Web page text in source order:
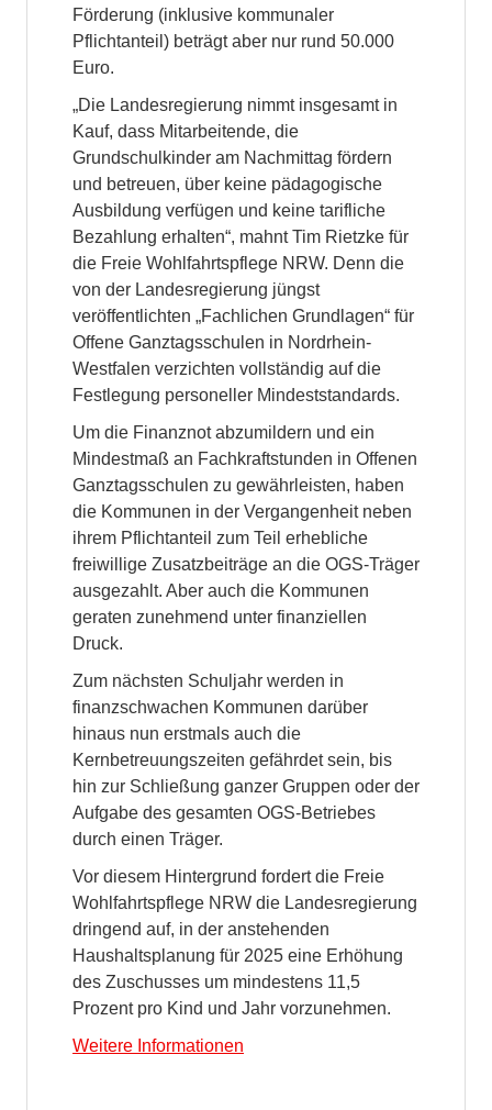
Förderung (inklusive kommunaler
Pflichtanteil) beträgt aber nur rund 50.000
Euro.
„Die Landesregierung nimmt insgesamt in
Kauf, dass Mitarbeitende, die
Grundschulkinder am Nachmittag fördern
und betreuen, über keine pädagogische
Ausbildung verfügen und keine tarifliche
Bezahlung erhalten“, mahnt Tim Rietzke für
die Freie Wohlfahrtspflege NRW. Denn die
von der Landesregierung jüngst
veröffentlichten „Fachlichen Grundlagen“ für
Offene Ganztagsschulen in Nordrhein-
Westfalen verzichten vollständig auf die
Festlegung personeller Mindeststandards.
Um die Finanznot abzumildern und ein
Mindestmaß an Fachkraftstunden in Offenen
Ganztagsschulen zu gewährleisten, haben
die Kommunen in der Vergangenheit neben
ihrem Pflichtanteil zum Teil erhebliche
freiwillige Zusatzbeiträge an die OGS-Träger
ausgezahlt. Aber auch die Kommunen
geraten zunehmend unter finanziellen
Druck.
Zum nächsten Schuljahr werden in
finanzschwachen Kommunen darüber
hinaus nun erstmals auch die
Kernbetreuungszeiten gefährdet sein, bis
hin zur Schließung ganzer Gruppen oder der
Aufgabe des gesamten OGS-Betriebes
durch einen Träger.
Vor diesem Hintergrund fordert die Freie
Wohlfahrtspflege NRW die Landesregierung
dringend auf, in der anstehenden
Haushaltsplanung für 2025 eine Erhöhung
des Zuschusses um mindestens 11,5
Prozent pro Kind und Jahr vorzunehmen.
Weitere Informationen